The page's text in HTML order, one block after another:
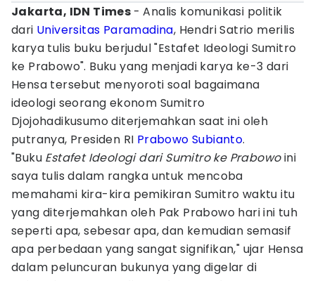
Jakarta, IDN Times - Analis komunikasi politik
dari Universitas Paramadina, Hendri Satrio merilis
karya tulis buku berjudul "Estafet Ideologi Sumitro
ke Prabowo". Buku yang menjadi karya ke-3 dari
Hensa tersebut menyoroti soal bagaimana
ideologi seorang ekonom Sumitro
Djojohadikusumo diterjemahkan saat ini oleh
putranya, Presiden RI Prabowo Subianto.
"Buku Estafet Ideologi dari Sumitro ke Prabowoini
saya tulis dalam rangka untuk mencoba
memahami kira-kira pemikiran Sumitro waktu itu
yang diterjemahkan oleh Pak Prabowo hari ini tuh
seperti apa, sebesar apa, dan kemudian semasif
apa perbedaan yang sangat signifikan," ujar Hensa
dalam peluncuran bukunya yang digelar di